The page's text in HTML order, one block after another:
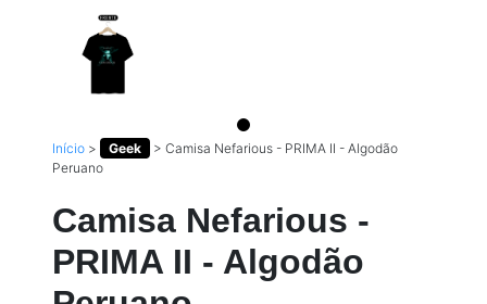
Início > Geek > Camisa Nefarious - PRIMA II - Algodão
Peruano
Camisa Nefarious -
PRIMA II - Algodão